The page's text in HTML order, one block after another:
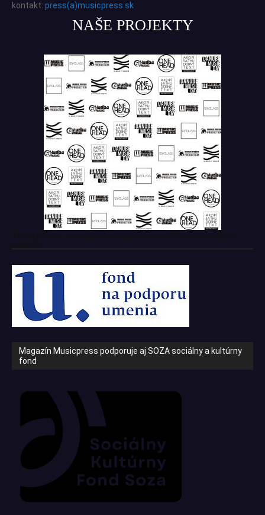
kontakt: press(a)musicpress.sk
NAŠE PROJEKTY
Magazín Musicpress podporuje aj SOZA sociálny a kultúrny
fond